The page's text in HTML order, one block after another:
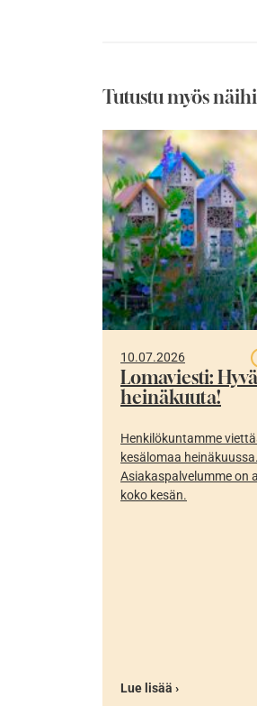
Tutustu myös
10.07.2026
Lomaviesti:
heinäkuuta!
Henkilökuntamme
kesälomaa heinäkuussa.
Asiakaspalvelumme on
koko kesän.
Lue lisää ›